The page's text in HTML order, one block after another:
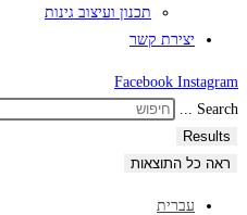
תכנון ועיצוב גינות
יצירת קשר
Facebook Instagram
Search ...
Results
ראה כל התוצאות
עברית